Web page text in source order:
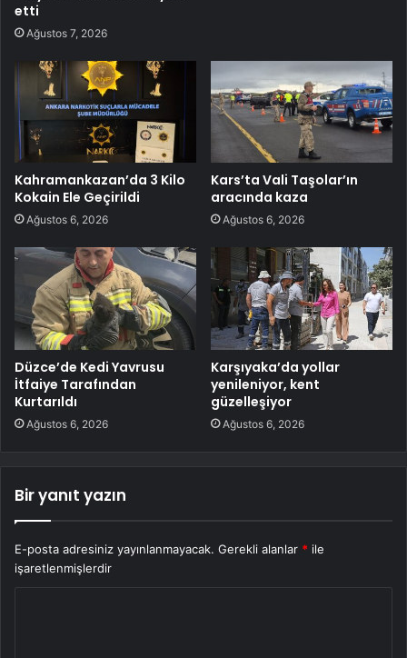
etti
Ağustos 7, 2026
Kahramankazan’da 3 Kilo
Kokain Ele Geçirildi
Ağustos 6, 2026
Kars’ta Vali Taşolar’ın
aracında kaza
Ağustos 6, 2026
Düzce’de Kedi Yavrusu
İtfaiye Tarafından
Kurtarıldı
Ağustos 6, 2026
Karşıyaka’da yollar
yenileniyor, kent
güzelleşiyor
Ağustos 6, 2026
Bir yanıt yazın
E-posta adresiniz yayınlanmayacak. Gerekli alanlar * ile
işaretlenmişlerdir